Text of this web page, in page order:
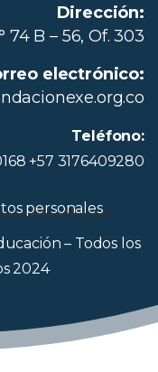
Dirección:
74 B – 56, Of. 303
electrónico:
Teléfono:
+57 3176409280
personales
– Todos los
2024